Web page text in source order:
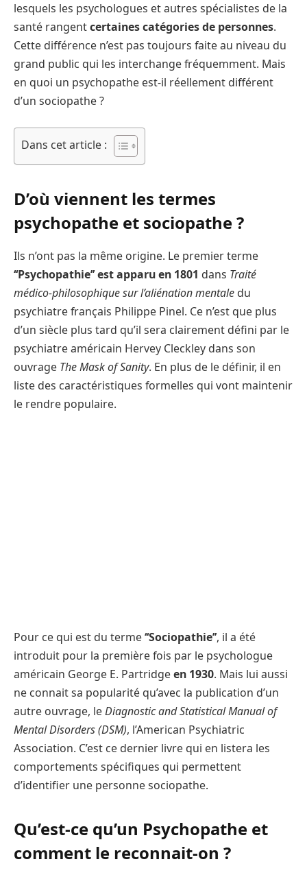
lesquels les psychologues et autres spécialistes de la
santé rangentcertaines catégories de personnes.
Cette différence n’est pas toujours faite au niveau du
grand public qui les interchange fréquemment. Mais
en quoi un psychopathe est-il réellement différent
d’un sociopathe ?
Dans cet article :
D’où viennent les termes
psychopathe et sociopathe ?
Ils n’ont pas la même origine. Le premier terme
‘‘Psychopathie’’ est apparu en 1801 dans Traité
médico-philosophique sur l’aliénation mentale du
psychiatre français Philippe Pinel. Ce n’est que plus
d’un siècle plus tard qu’il sera clairement défini par le
psychiatre américain Hervey Cleckley dans son
ouvrage The Mask of Sanity. En plus de le définir, il en
liste des caractéristiques formelles qui vont maintenir
le rendre populaire.
Pour ce qui est du terme‘‘Sociopathie’’, il a été
introduit pour la première fois par le psychologue
américain George E. Partridgeen 1930. Mais lui aussi
ne connait sa popularité qu’avec la publication d’un
autre ouvrage, leDiagnostic and Statistical Manual of
Mental Disorders (DSM), l’American Psychiatric
Association. C’est ce dernier livre qui en listera les
comportements spécifiques qui permettent
d’identifier une personne sociopathe.
Qu’est-ce qu’un Psychopathe et
comment le reconnait-on ?